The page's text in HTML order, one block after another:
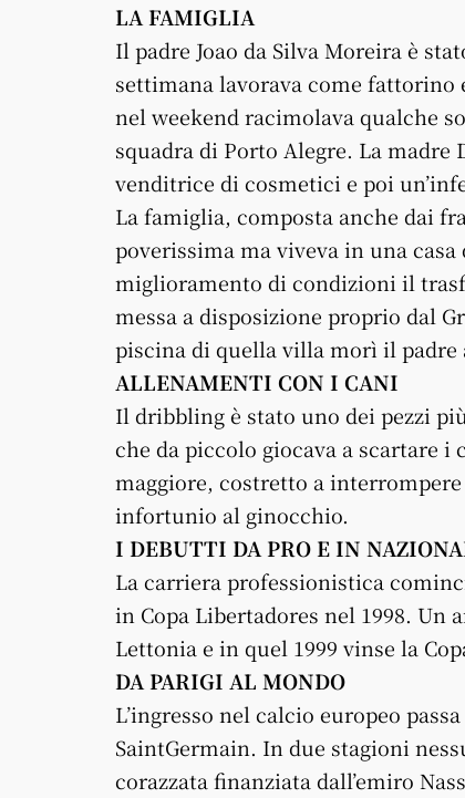
LA FAMIGLIA
Il padre Joao da Silva Moreira è
settimana lavorava come fattorino
nel weekend racimolava qualche
squadra di Porto Alegre. La madre
venditrice di cosmetici e poi
La famiglia, composta anche dai
poverissima ma viveva in una
miglioramento di condizioni il
messa a disposizione proprio dal
piscina di quella villa morì il padre
ALLENAMENTI CON I CANI
Il dribbling è stato uno dei pezzi
che da piccolo giocava a scartare
maggiore, costretto a
infortunio al ginocchio.
I DEBUTTI DA PRO E IN
La carriera professionistica
in Copa Libertadores nel 1998. Un
Lettonia e in quel 1999 vinse la
DA PARIGI AL MONDO
L’ingresso nel calcio europeo
SaintGermain. In due stagioni
corazzata finanziata dall’emiro